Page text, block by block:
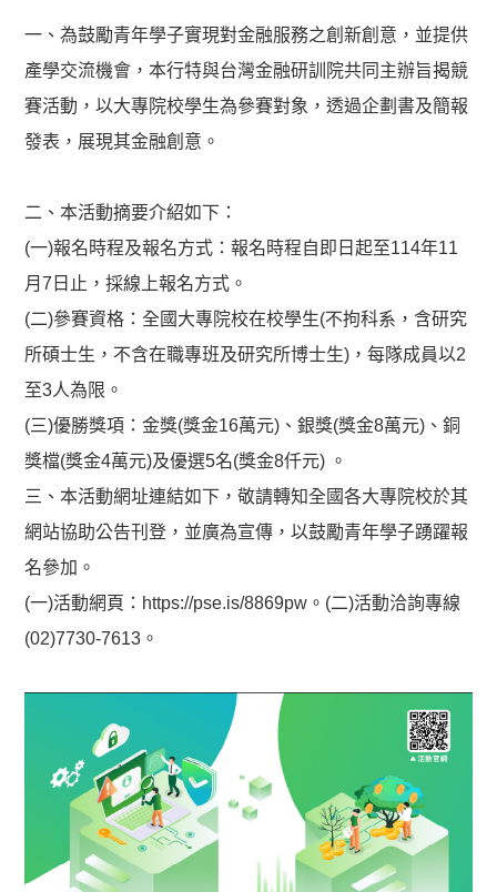
一、為鼓勵青年學子實現對金融服務之創新創意，並提供
產學交流機會，本行特與台灣金融研訓院共同主辦旨揭競
賽活動，以大專院校學生為參賽對象，透過企劃書及簡報
發表，展現其金融創意。
二、本活動摘要介紹如下：
(一)報名時程及報名方式：報名時程自即日起至114年11
月7日止，採線上報名方式。
(二)參賽資格：全國大專院校在校學生(不拘科系，含研究
所碩士生，不含在職專班及研究所博士生)，每隊成員以2
至3人為限。
(三)優勝獎項：金獎(獎金16萬元)、銀獎(獎金8萬元)、銅
獎檔(獎金4萬元)及優選5名(獎金8仟元) 。
三、本活動網址連結如下，敬請轉知全國各大專院校於其
網站協助公告刊登，並廣為宣傳，以鼓勵青年學子踴躍報
名參加。
(一)活動網頁：https://pse.is/8869pw。(二)活動洽詢專線
(02)7730-7613。